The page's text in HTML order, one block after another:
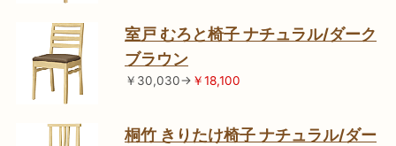
室戸 むろと椅子 ナチュラル/ダーク
ブラウン
￥30,030→ ￥18,100
桐竹 きりたけ椅子 ナチュラル/ダー